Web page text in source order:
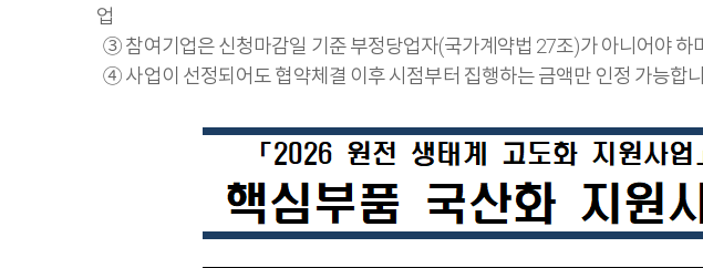
업
③ 참여기업은 신청마감일 기준 부정당업자(국가계약법 27조)가 아니어야 하
④ 사업이 선정되어도 협약체결 이후 시점부터 집행하는 금액만 인정 가능합